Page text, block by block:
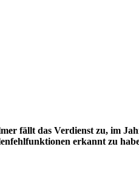
fällt das Verdienst zu, im
erkannt zu